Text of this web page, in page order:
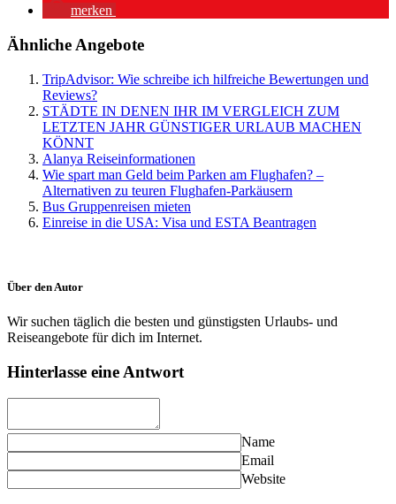
merken
Ähnliche Angebote
TripAdvisor: Wie schreibe ich hilfreiche Bewertungen und
Reviews?
STÄDTE IN DENEN IHR IM VERGLEICH ZUM
LETZTEN JAHR GÜNSTIGER URLAUB MACHEN
KÖNNT
Alanya Reiseinformationen
Wie spart man Geld beim Parken am Flughafen? –
Alternativen zu teuren Flughafen-Parkäusern
Bus Gruppenreisen mieten
Einreise in die USA: Visa und ESTA Beantragen
Über den Autor
Wir suchen täglich die besten und günstigsten Urlaubs- und
Reiseangebote für dich im Internet.
Hinterlasse eine Antwort
Name
Email
Website